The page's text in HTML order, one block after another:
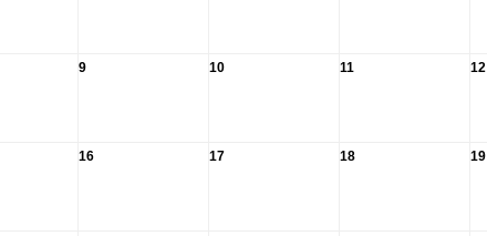
9 10 11 12
16 17 18 19